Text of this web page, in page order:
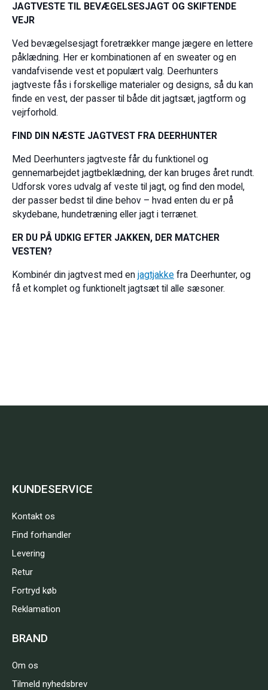
JAGTVESTE TIL BEVÆGELSESJAGT OG SKIFTENDE
VEJR
Ved bevægelsesjagt foretrækker mange jægere en lettere
påklædning. Her er kombinationen af en sweater og en
vandafvisende vest et populært valg. Deerhunters
jagtveste fås i forskellige materialer og designs, så du kan
finde en vest, der passer til både dit jagtsæt, jagtform og
vejrforhold.
FIND DIN NÆSTE JAGTVEST FRA DEERHUNTER
Med Deerhunters jagtveste får du funktionel og
gennemarbejdet jagtbeklædning, der kan bruges året rundt.
Udforsk vores udvalg af veste til jagt, og find den model,
der passer bedst til dine behov – hvad enten du er på
skydebane, hundetræning eller jagt i terrænet.
ER DU PÅ UDKIG EFTER JAKKEN, DER MATCHER
VESTEN?
Kombinér din jagtvest med en jagtjakke fra Deerhunter, og
få et komplet og funktionelt jagtsæt til alle sæsoner.
KUNDESERVICE
Kontakt os
Find forhandler
Levering
Retur
Fortryd køb
Reklamation
BRAND
Om os
Tilmeld nyhedsbrev